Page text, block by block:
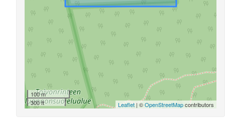
100 m
300 ft
Leaflet| ©OpenStreetMapcontributors